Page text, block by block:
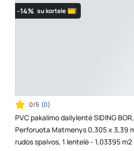
-14% su kortele
0/5 (0)
PVC pakalimo dailylentė SIDING BOR,
Perforuota Matmenys 0,305 x 3,39
rudos spalvos, 1 lentelė - 1,03395 m2